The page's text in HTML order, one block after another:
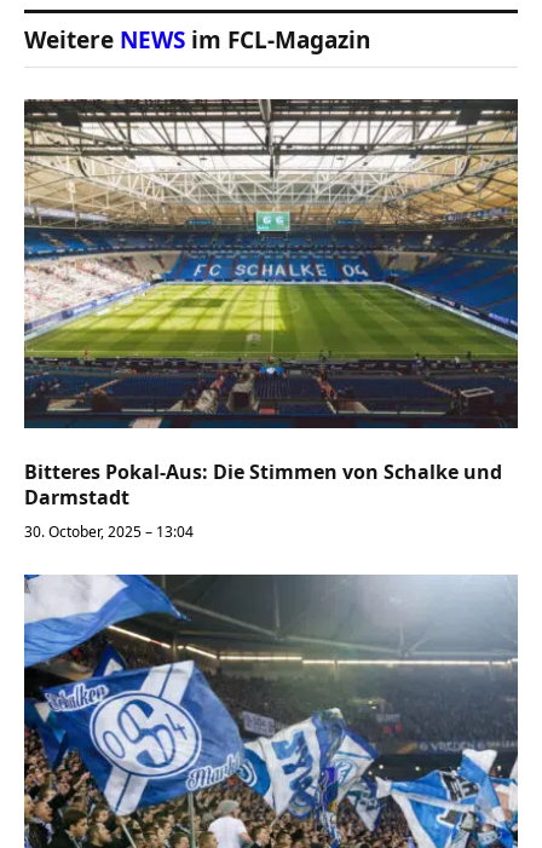
Weitere NEWS im FCL-Magazin
Bitteres Pokal-Aus: Die Stimmen von Schalke und
Darmstadt
30. October, 2025 – 13:04